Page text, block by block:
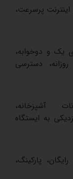
اینترنت پرسرعت،
یک و دوخوابه،
دسترسی
آشپزخانه،
به ایستگاه
پارکینگ،